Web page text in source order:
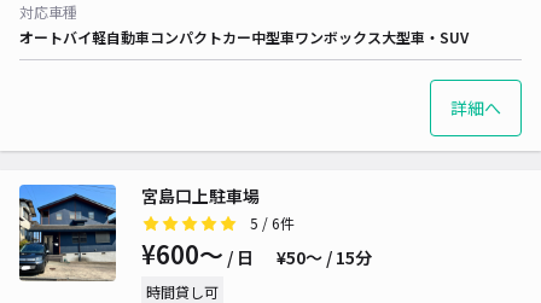
対応車種
オートバイ軽自動車コンパクトカー中型車ワンボックス大型車・SUV
詳細へ
宮島口上駐車場
5 / 6件
¥600〜 / 日 ¥50〜 / 15分
時間貸し可